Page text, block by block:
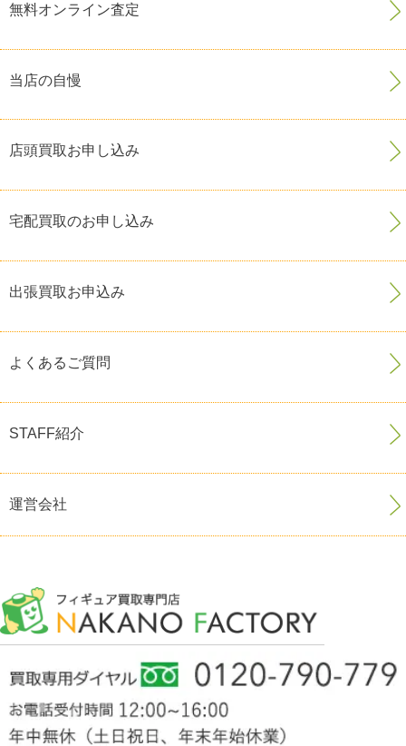
無料オンライン査定
当店の自慢
店頭買取お申し込み
宅配買取のお申し込み
出張買取お申込み
よくあるご質問
STAFF紹介
運営会社